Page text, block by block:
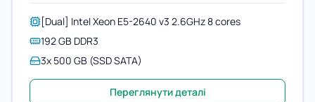
[Dual] Intel Xeon E5-2640 v3 2.6GHz 8 cores
192 GB DDR3
3x 500 GB (SSD SATA)
Переглянути деталі